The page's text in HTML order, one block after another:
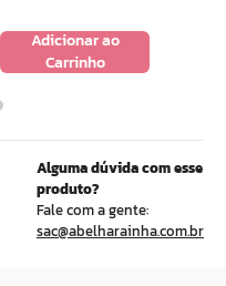
Adicionar ao
Carrinho
Alguma dúvida com esse
produto?
Fale com a gente:
sac@abelharainha.com.br